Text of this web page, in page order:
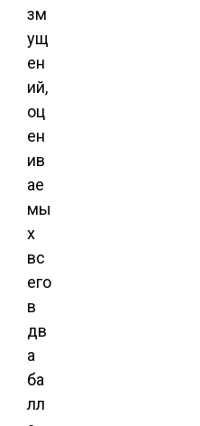
зм
ущ
ен
ий,
оц
ен
ив
ае
мы
х
вс
его
в
дв
а
ба
лл